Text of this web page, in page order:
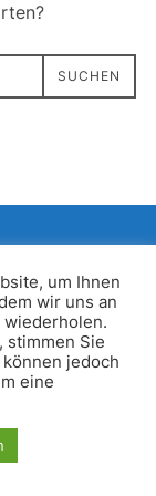
SUCHEN
um Ihnen
wir uns an
wiederholen.
stimmen Sie
jedoch
eine